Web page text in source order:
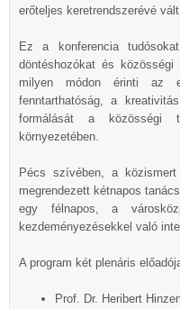
erőteljes keretrendszerévé
Ez a konferencia
döntéshozókat és
milyen módon érinti az
fenntarthatóság, a
formálását a közösségi
környezetében.
Pécs szívében, a
megrendezett kétnapos
egy félnapos, a
kezdeményezésekkel való
A program két plenáris
Prof. Dr. Heribert